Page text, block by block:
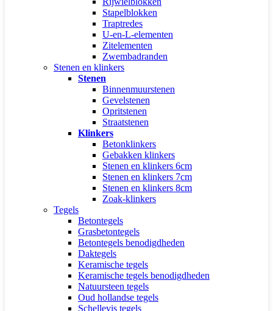
Stapelblokken
Traptredes
U-en-L-elementen
Zitelementen
Zwembadranden
Stenen en klinkers
Stenen
Binnenmuurstenen
Gevelstenen
Opritstenen
Straatstenen
Klinkers
Betonklinkers
Gebakken klinkers
Stenen en klinkers 6cm
Stenen en klinkers 7cm
Stenen en klinkers 8cm
Zoak-klinkers
Tegels
Betontegels
Grasbetontegels
Betontegels benodigdheden
Daktegels
Keramische tegels
Keramische tegels benodigdheden
Natuursteen tegels
Oud hollandse tegels
Schellevis tegels